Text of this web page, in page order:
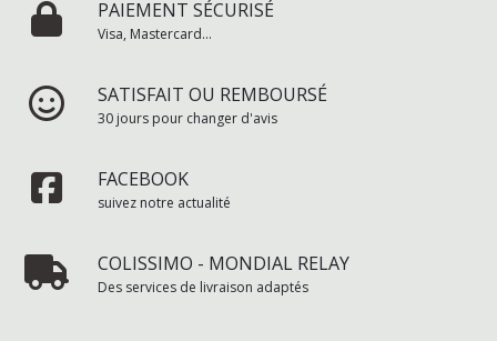
PAIEMENT SÉCURISÉ
Visa, Mastercard...
SATISFAIT OU REMBOURSÉ
30 jours pour changer d'avis
FACEBOOK
suivez notre actualité
COLISSIMO - MONDIAL RELAY
Des services de livraison adaptés